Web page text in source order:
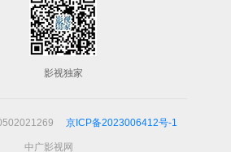
影视独家
京ICP备2023006412号-1
中广影视网